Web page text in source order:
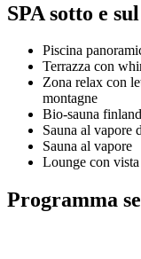
SPA sotto e
Piscina
Terrazza con
Zona relax con
montagne
Bio-sauna
Sauna al vapore
Sauna al vapore
Lounge con
Programma